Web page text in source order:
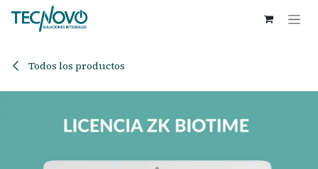
Ir al contenido
Todos los productos